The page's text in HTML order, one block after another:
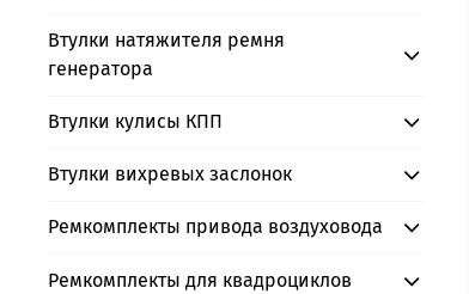
Втулки натяжителя ремня
генератора
Втулки кулисы КПП
Втулки вихревых заслонок
Ремкомплекты привода воздуховода
Ремкомплекты для квадроциклов